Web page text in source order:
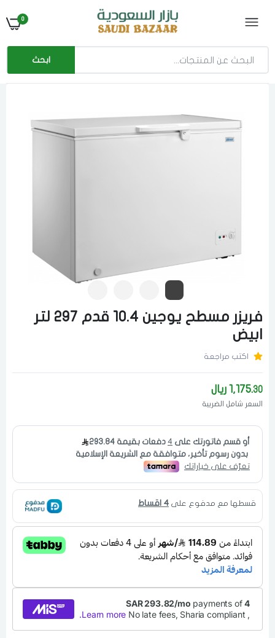
0
ابحث
فريزر مسطح يوجين 10.4 قدم 297 لتر
ابيض
اكتب مراجعة
1,175.30 ريال
السعر شامل الضريبة
قسطها مع مدفوع على 4 اقساط